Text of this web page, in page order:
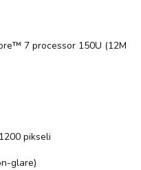
7 processor 150U (12M
pikseli
glare)